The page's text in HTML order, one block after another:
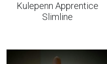
Kulepenn Apprentice
Slimline